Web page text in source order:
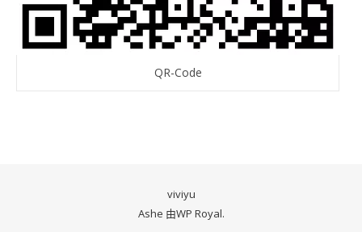
QR-Code
viviyu
Ashe 由WP Royal.